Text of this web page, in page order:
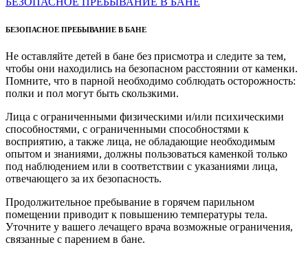
БЕЗОПАСНОЕ ПРЕБЫВАНИЕ В БАНЕ
Не оставляйте детей в бане без присмотра и следите за тем,
чтобы они находились на безопасном расстоянии от каменки.
Помните, что в парной необходимо соблюдать осторожность:
полки и пол могут быть скользкими.
Лица с ограниченными физическими и/или психическими
способностями, с ограниченными способностями к
восприятию, а также лица, не обладающие необходимым
опытом и знаниями, должны пользоваться каменкой только
под наблюдением или в соответствии с указаниями лица,
отвечающего за их безопасность.
Продолжительное пребывание в горячем парильном
помещении приводит к повышению температуры тела.
Уточните у вашего лечащего врача возможные ограничения,
связанные с парением в бане.